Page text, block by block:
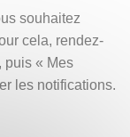
souhaitez
cela, rendez-
puis « Mes
les notifications.